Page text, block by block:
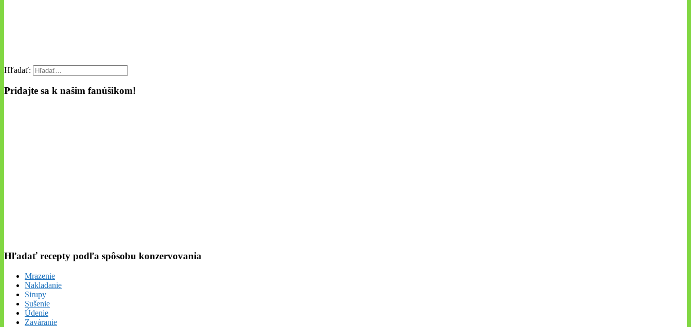
Hľadať:
Pridajte sa k našim fanúšikom!
Hľadať recepty podľa spôsobu konzervovania
Mrazenie
Nakladanie
Sirupy
Sušenie
Údenie
Zaváranie